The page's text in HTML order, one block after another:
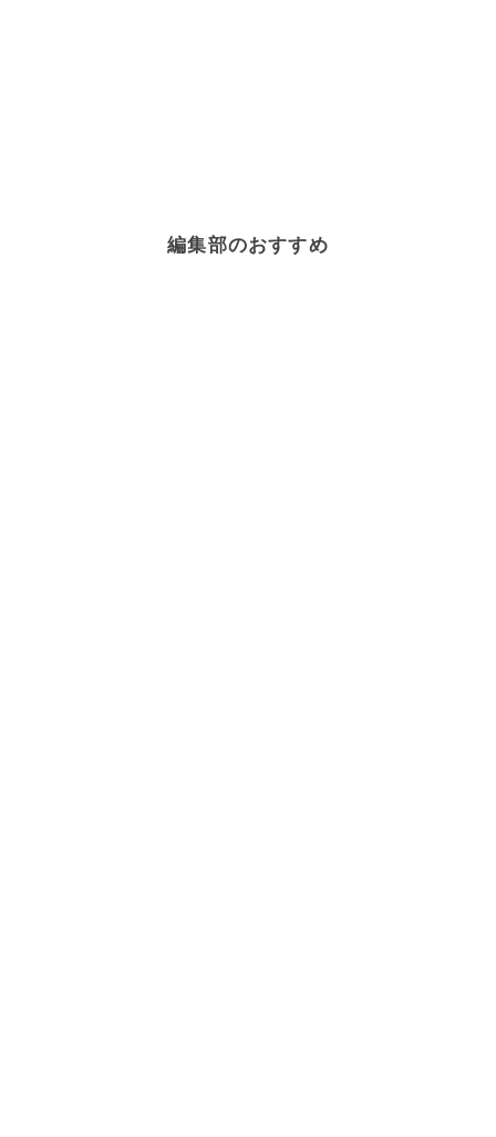
編集部のおすすめ